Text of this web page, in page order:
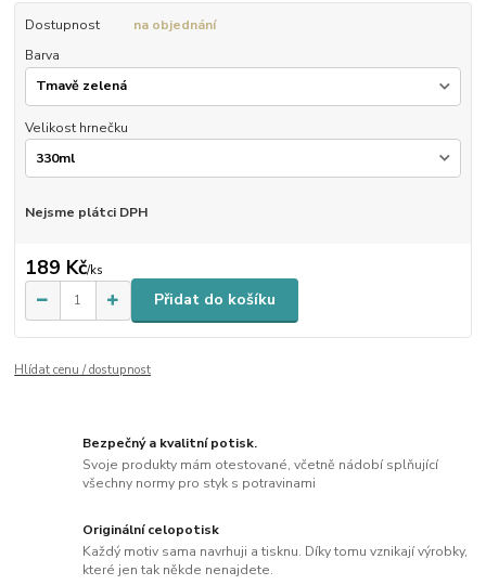
Dostupnost
na objednání
Barva
Velikost hrnečku
Nejsme plátci DPH
189 Kč/ks
Přidat do košíku
Hlídat cenu / dostupnost
Bezpečný a kvalitní potisk.
Svoje produkty mám otestované, včetně nádobí splňující
všechny normy pro styk s potravinami
Originální celopotisk
Každý motiv sama navrhuji a tisknu. Díky tomu vznikají výrobky,
které jen tak někde nenajdete.